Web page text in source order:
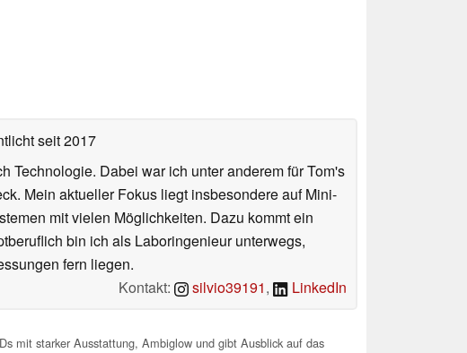
seit 2017
Technologie. Dabei war ich unter anderem für Tom's
Mein aktueller Fokus liegt insbesondere auf Mini-
mit vielen Möglichkeiten. Dazu kommt ein
bin ich als Laboringenieur unterwegs,
fern liegen.
Kontakt:
silvio39191, LinkedIn
mit starker Ausstattung, Ambiglow und gibt Ausblick auf das